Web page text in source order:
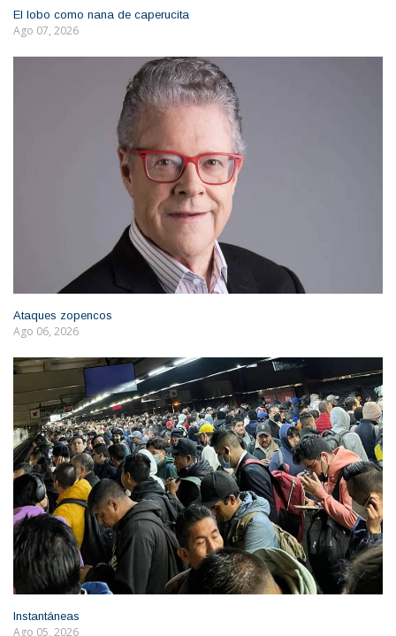
El lobo como nana de caperucita
Ago 07, 2026
Ataques zopencos
Ago 06, 2026
Instantáneas
Ago 05, 2026